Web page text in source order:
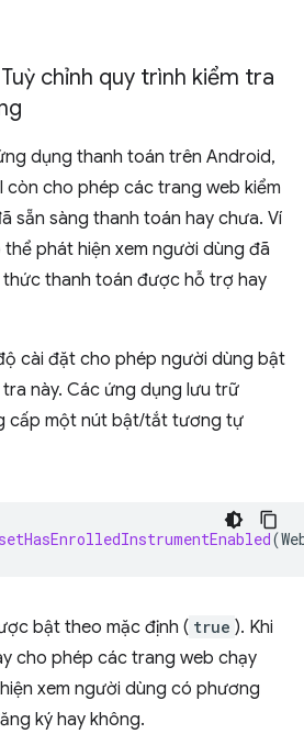
chỉnh quy trình kiểm tra
dụng thanh toán trên Android,
còn cho phép các trang web kiểm
sẵn sàng thanh toán hay chưa. Ví
phát hiện xem người dùng đã
thanh toán được hỗ trợ hay
cài đặt cho phép người dùng bật
này. Các ứng dụng lưu trữ
cấp một nút bật/tắt tương tự
setHasEnrolledInstrumentEnabled(
bật theo mặc định ( true ). Khi
cho phép các trang web chạy
xem người dùng có phương
ký hay không.